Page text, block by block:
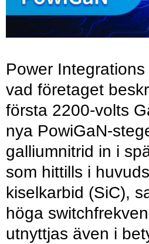
Power
vad företaget
första 2200-volts
nya PowiGaN-
galliumnitrid in i
som hittills i
kiselkarbid (SiC),
höga
utnyttjas även i